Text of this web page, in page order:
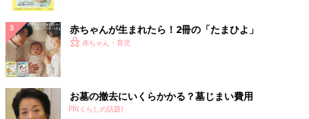
赤ちゃんが生まれたら！2冊の「たまひよ」
赤ちゃん・育児
お墓の撤去にいくらかかる？墓じまい費用
PR(くらしの話題)